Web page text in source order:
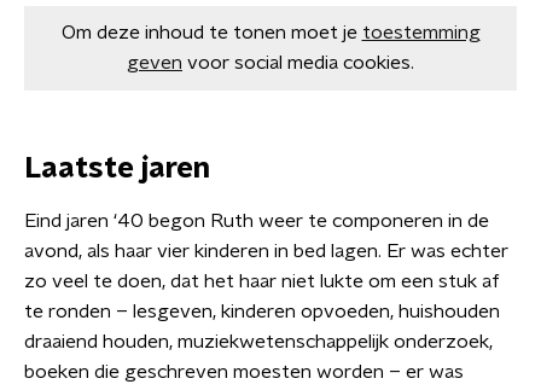
Om deze inhoud te tonen moet je toestemming
geven voor social media cookies.
Laatste jaren
Eind jaren ‘40 begon Ruth weer te componeren in de
avond, als haar vier kinderen in bed lagen. Er was echter
zo veel te doen, dat het haar niet lukte om een stuk af
te ronden – lesgeven, kinderen opvoeden, huishouden
draaiend houden, muziekwetenschappelijk onderzoek,
boeken die geschreven moesten worden – er was